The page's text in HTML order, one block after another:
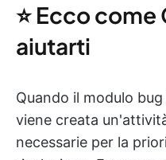
⭐️ Ecco
aiutarti
Quando il modulo
viene creata
necessarie per la